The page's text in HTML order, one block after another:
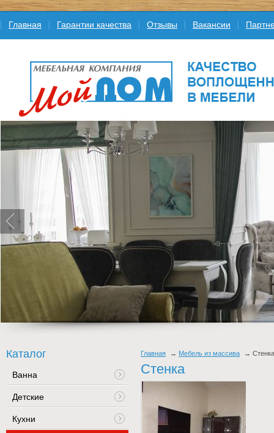
Главная Гарантии качества Отзывы Вакансии
Главная Мебель из массива Стенка
Стенка
Каталог
Ванна
Детские
Кухни